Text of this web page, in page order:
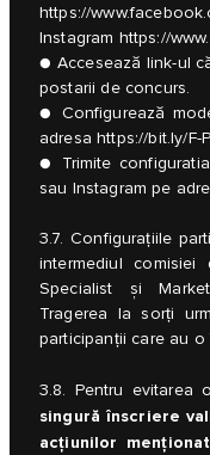
https://
Instagram https://
● Accesează link-ul
postarii de concurs.
● Configurează
adresahttps://bit.ly/F-
● Trimite
sau Instagram pe
3.7. Configurațiile
intermediul
Specialist și
Tragerea la sorți
participanții care au o
3.8. Pentru evitarea
singură înscriere
acțiunilor